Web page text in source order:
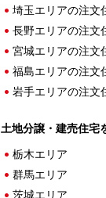
埼玉エリアの注文
長野エリアの注文
宮城エリアの注文
福島エリアの注文
岩手エリアの注文
土地分譲・建売住宅
栃木エリア
群馬エリア
茨城エリア